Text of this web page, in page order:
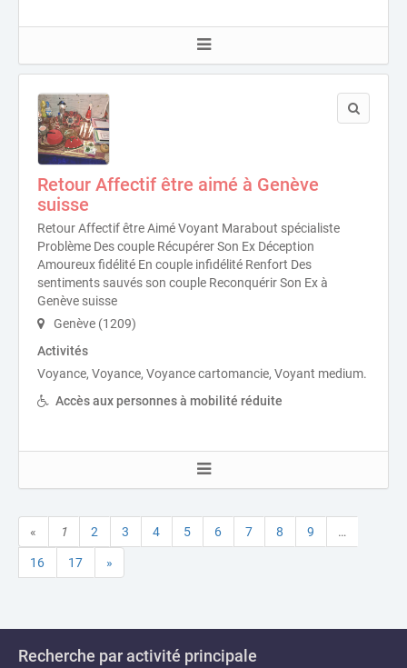
Retour Affectif être aimé à Genève
suisse
Retour Affectif être Aimé Voyant Marabout spécialiste
Problème Des couple Récupérer Son Ex Déception
Amoureux fidélité En couple infidélité Renfort Des
sentiments sauvés son couple Reconquérir Son Ex à
Genève suisse
Genève (1209)
Activités
Voyance, Voyance, Voyance cartomancie, Voyant medium.
Accès aux personnes à mobilité réduite
« 1 2 3 4 5 6 7 8 9 …
16 17 »
Recherche par activité principale